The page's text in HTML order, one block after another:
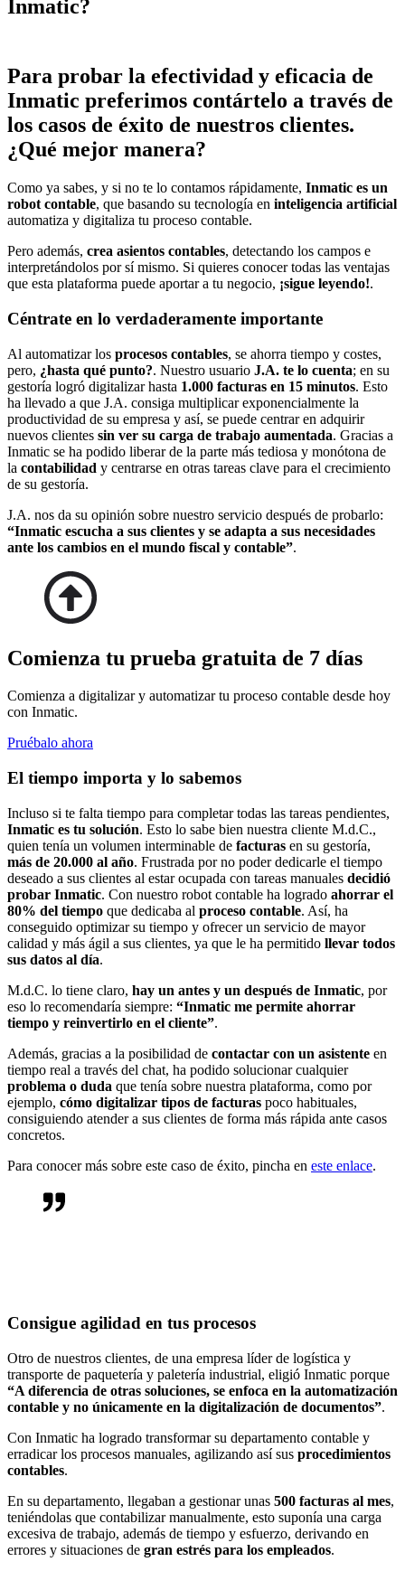
Inmatic?
Para probar la efectividad y eficacia de
Inmatic preferimos contártelo a través de
los casos de éxito de nuestros clientes.
¿Qué mejor manera?
Como ya sabes, y si no te lo contamos rápidamente, Inmatic es un
robot contable, que basando su tecnología en inteligencia artificial
automatiza y digitaliza tu proceso contable.
Pero además, crea asientos contables, detectando los campos e
interpretándolos por sí mismo. Si quieres conocer todas las ventajas
que esta plataforma puede aportar a tu negocio, ¡sigue leyendo!.
Céntrate en lo verdaderamente importante
Al automatizar los procesos contables, se ahorra tiempo y costes,
pero, ¿hasta qué punto?. Nuestro usuario J.A. te lo cuenta; en su
gestoría logró digitalizar hasta 1.000 facturas en 15 minutos. Esto
ha llevado a que J.A. consiga multiplicar exponencialmente la
productividad de su empresa y así, se puede centrar en adquirir
nuevos clientes sin ver su carga de trabajo aumentada. Gracias a
Inmatic se ha podido liberar de la parte más tediosa y monótona de
la contabilidad y centrarse en otras tareas clave para el crecimiento
de su gestoría.
J.A. nos da su opinión sobre nuestro servicio después de probarlo:
“Inmatic escucha a sus clientes y se adapta a sus necesidades
ante los cambios en el mundo fiscal y contable”.
Comienza tu prueba gratuita de 7 días
Comienza a digitalizar y automatizar tu proceso contable desde hoy
con Inmatic.
Pruébalo ahora
El tiempo importa y lo sabemos
Incluso si te falta tiempo para completar todas las tareas pendientes,
Inmatic es tu solución. Esto lo sabe bien nuestra cliente M.d.C.,
quien tenía un volumen interminable de facturas en su gestoría,
más de 20.000 al año. Frustrada por no poder dedicarle el tiempo
deseado a sus clientes al estar ocupada con tareas manuales decidió
probar Inmatic. Con nuestro robot contable ha logrado ahorrar el
80% del tiempo que dedicaba al proceso contable. Así, ha
conseguido optimizar su tiempo y ofrecer un servicio de mayor
calidad y más ágil a sus clientes, ya que le ha permitido llevar todos
sus datos al día.
M.d.C. lo tiene claro, hay un antes y un después de Inmatic, por
eso lo recomendaría siempre: “Inmatic me permite ahorrar
tiempo y reinvertirlo en el cliente”.
Además, gracias a la posibilidad de contactar con un asistente en
tiempo real a través del chat, ha podido solucionar cualquier
problema o duda que tenía sobre nuestra plataforma, como por
ejemplo, cómo digitalizar tipos de facturas poco habituales,
consiguiendo atender a sus clientes de forma más rápida ante casos
concretos.
Para conocer más sobre este caso de éxito, pincha en este enlace.
Consigue agilidad en tus procesos
Otro de nuestros clientes, de una empresa líder de logística y
transporte de paquetería y paletería industrial, eligió Inmatic porque
“A diferencia de otras soluciones, se enfoca en la automatización
contable y no únicamente en la digitalización de documentos”.
Con Inmatic ha logrado transformar su departamento contable y
erradicar los procesos manuales, agilizando así sus procedimientos
contables.
En su departamento, llegaban a gestionar unas 500 facturas al mes,
teniéndolas que contabilizar manualmente, esto suponía una carga
excesiva de trabajo, además de tiempo y esfuerzo, derivando en
errores y situaciones de gran estrés para los empleados.